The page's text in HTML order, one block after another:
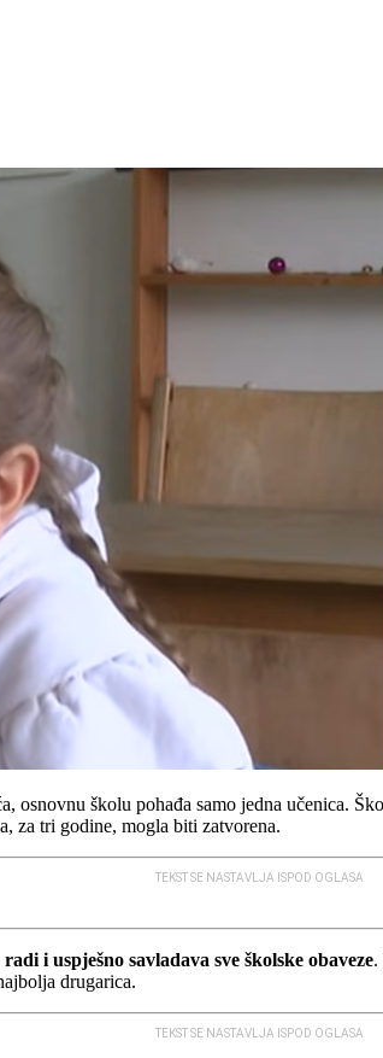
školu pohađa samo jedna učenica.
za tri godine, mogla biti zatvorena.
TEKST SE NASTAVLJA ISPOD OGLASA
i uspješno savladava sve školske obaveze.
drugarica.
TEKST SE NASTAVLJA ISPOD OGLASA